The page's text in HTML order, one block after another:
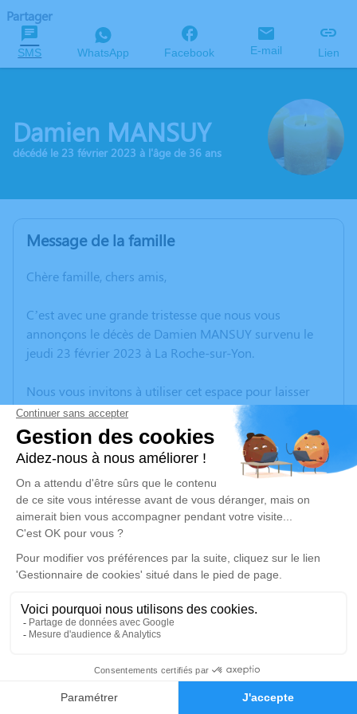
Faire-part Hommages
Partager
SMS WhatsApp Facebook E-mail Lien
Damien MANSUY
décédé le 23 février 2023 à l'âge de 36 ans
Message de la famille
Chère famille, chers amis,
C’est avec une grande tristesse que nous vous
annonçons le décès de Damien MANSUY survenu le
jeudi 23 février 2023 à La Roche-sur-Yon.
Nous vous invitons à utiliser cet espace pour laisser
vos condoléances, partager des photos souvenirs, une
anecdote ou exprimer vos pensées à travers des
poèmes ou des textes. Cet endroit est un lieu
d'expression dédié à honorer la mémoire de Damien
MANSUY.
Un service de plantation d’arbre hommage est
disponible ici.
Je rends hommage
Cérémonie civile
Crematorium d'Olonne sur Mer
85100 Olonne sur Mer